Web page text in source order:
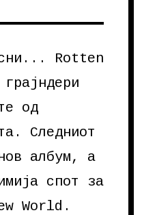
Rotten
од
Следниот
албум, а
спот за
World.